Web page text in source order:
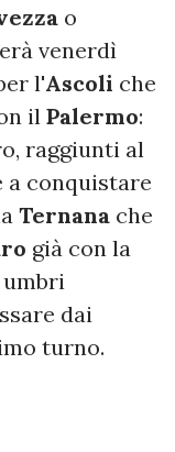
o
venerdì
l'Ascoli che
il Palermo:
raggiunti al
a conquistare
Ternana che
già con la
dai
turno.